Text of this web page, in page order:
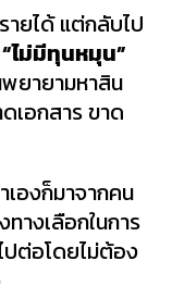
ยได้ แต่กลับไป
“ไม่มีทุนหมุน”
พยายามหาสิน
เอกสาร ขาด
เองก็มาจากคน
างเลือกในการ
ปต่อโดยไม่ต้อง